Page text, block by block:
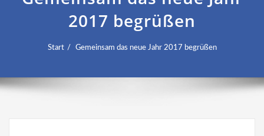
2017 begrüßen
Start Gemeinsam das neue Jahr 2017 begrüßen